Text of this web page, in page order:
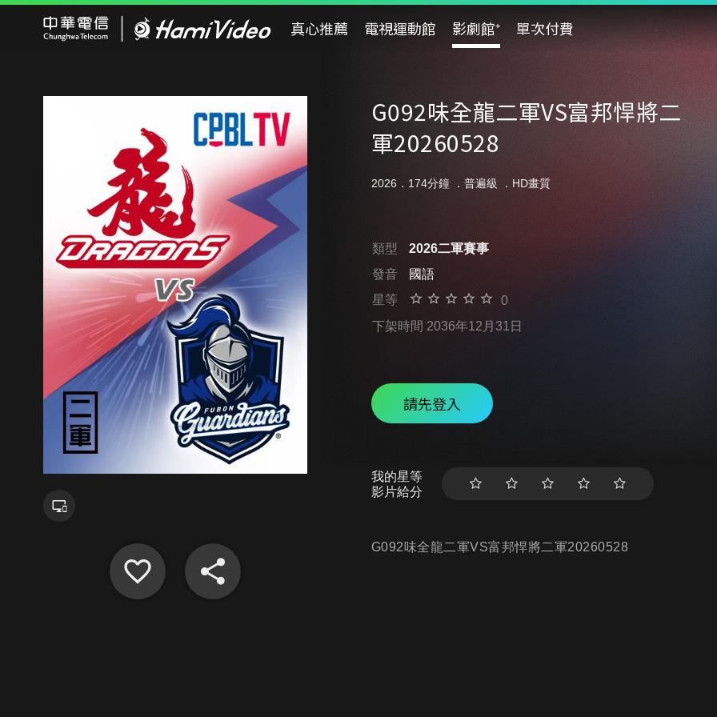
真心推薦 電視運動館 影劇館⁺ 單次付費
G092味全龍二軍VS富邦悍將二
軍20260528
2026．174分鐘 ． 普遍級 ．HD畫質
類型
2026二軍賽事
發音
國語
星等
0
下架時間 2036年12月31日
請先登入
我的星等
影片給分
G092味全龍二軍VS富邦悍將二軍20260528